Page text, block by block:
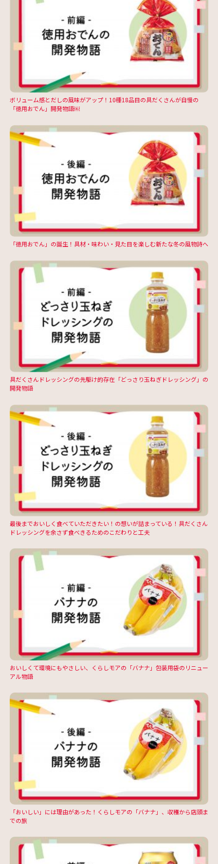
ボリューム感とだしの風味がアップ！10種18品目の具だくさんが自慢の
「徳用おでん」開発物語￼
「徳用おでん」の誕生！具材・味わい・見た目を楽しむ新たな冬の風物詩へ
具だくさんドレッシングの先駆け的存在「どっさり玉ねぎドレッシング」の
開発物語
最後までおいしく食べていただきたい！の想いが詰まっている！具だくさん
ドレッシングを余さず食べきるためのこだわりと工夫
おいしくて環境にもやさしい、くらしモアの「バナナ」包装用袋のリニュー
アル物語
「おいしい」には理由があった！くらしモアの「バナナ」、収穫から店頭ま
での旅